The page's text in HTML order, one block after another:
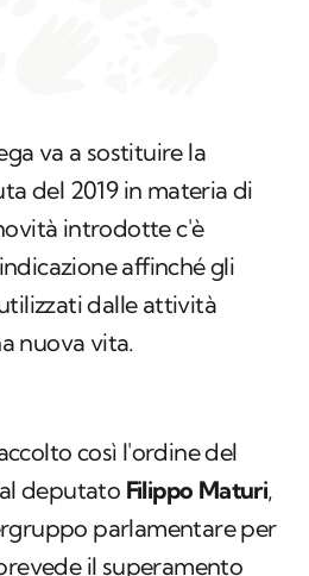
va a sostituire la
del 2019 in materia di
introdotte c'è
affinché gli
dalle attività
nuova vita.
così l'ordine del
deputato Filippo Maturi,
parlamentare per
il superamento